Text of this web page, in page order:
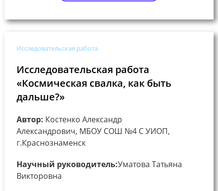
Исследовательская работа
Исследовательская работа
«Космическая свалка, как быть
дальше?»
Автор: Костенко Александр
Александрович, МБОУ СОШ №4 С УИОП,
г.Краснознаменск
Научный руководитель:Уматова Татьяна
Викторовна